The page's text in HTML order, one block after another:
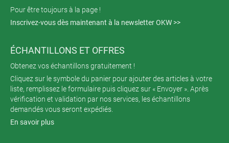
Pour être toujours à la page !
Inscrivez-vous dès maintenant à la newsletter OKW >>
ÉCHANTILLONS ET OFFRES
Obtenez vos échantillons gratuitement !
Cliquez sur le symbole du panier pour ajouter des articles à votre
liste, remplissez le formulaire puis cliquez sur « Envoyer ». Après
vérification et validation par nos services, les échantillons
demandés vous seront expédiés.
En savoir plus